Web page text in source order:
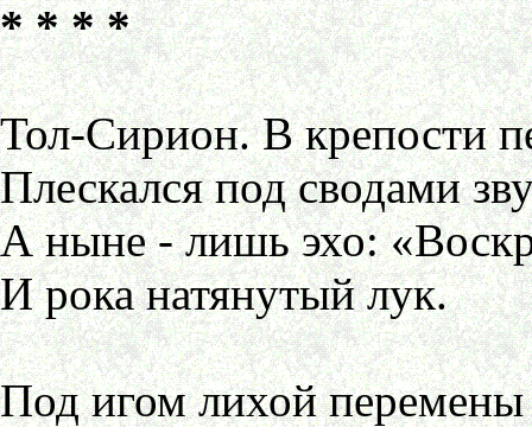
* * * *
Тол-Сирион. В крепости
Плескался под сводами
А ныне - лишь эхо:
И рока натянутый лук.
Под игом лихой перемены